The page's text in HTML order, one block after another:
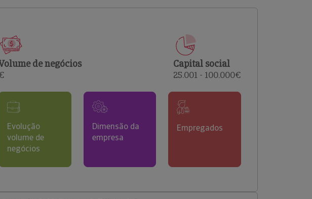
comerciais e analisar o risco de incumprimento dos
de negócios Capital social
25.001 - 100.000€
Evolução
volume de
negócios
Dimensão da
empresa
Empregados